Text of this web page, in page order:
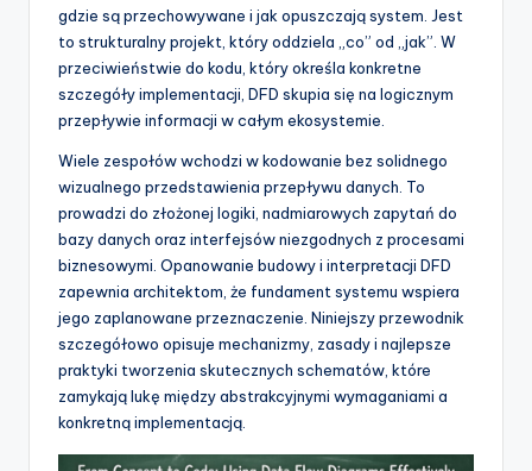
&
S
o
w
gdzie są przechowywane i jak opuszczają system. Jest
to strukturalny projekt, który oddziela „co” od „jak”. W
przeciwieństwie do kodu, który określa konkretne
szczegóły implementacji, DFD skupia się na logicznym
przepływie informacji w całym ekosystemie.
Wiele zespołów wchodzi w kodowanie bez solidnego
wizualnego przedstawienia przepływu danych. To
prowadzi do złożonej logiki, nadmiarowych zapytań do
bazy danych oraz interfejsów niezgodnych z procesami
biznesowymi. Opanowanie budowy i interpretacji DFD
zapewnia architektom, że fundament systemu wspiera
jego zaplanowane przeznaczenie. Niniejszy przewodnik
szczegółowo opisuje mechanizmy, zasady i najlepsze
praktyki tworzenia skutecznych schematów, które
zamykają lukę między abstrakcyjnymi wymaganiami a
konkretną implementacją.